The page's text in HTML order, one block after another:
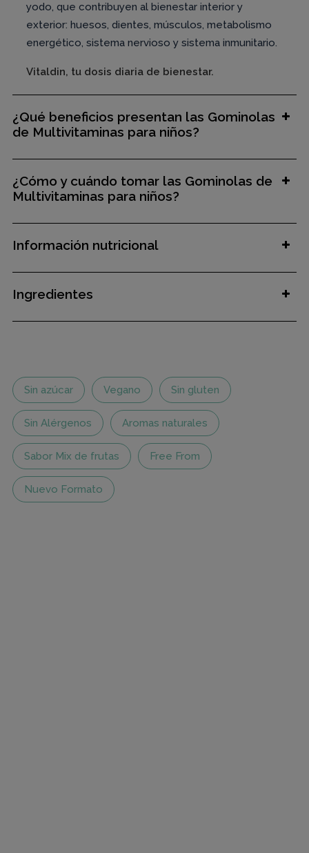
yodo, que contribuyen al bienestar interior y
exterior: huesos, dientes, músculos, metabolismo
energético, sistema nervioso y sistema inmunitario.
Vitaldin, tu dosis diaria de bienestar.
¿Qué beneficios presentan las Gominolas
de Multivitaminas para niños?
¿Cómo y cuándo tomar las Gominolas de
Multivitaminas para niños?
Información nutricional
Ingredientes
Sin azúcar Vegano Sin gluten
Sin Alérgenos Aromas naturales
Sabor Mix de frutas Free From
Nuevo Formato